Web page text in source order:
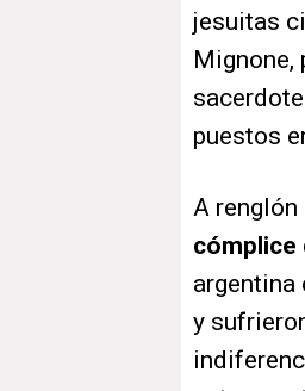
jesuitas
Mignone,
puestos
A renglón
cómplice
argentina
y